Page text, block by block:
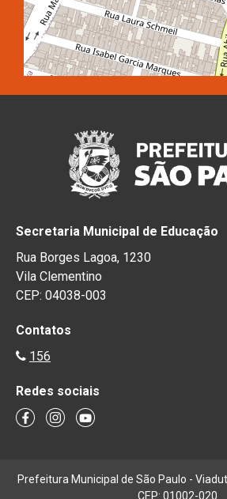
Secretaria Municipal de Educação
Rua Borges Lagoa, 1230
Vila Clementino
CEP: 04038-003
Contatos
156
Redes sociais
Prefeitura Municipal de São Paulo -
CEP: 01002-020